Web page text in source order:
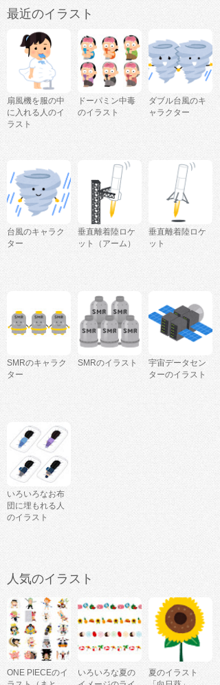
最近のイラスト
扇風機を服の中
に入れる人のイ
ラスト
ドーパミン中毒
のイラスト
ダブル台風のキ
ャラクター
台風のキャラク
ター
垂直離着陸ロケ
ット（アーム）
垂直離着陸ロケ
ット
SMRのキャラク
ター
SMRのイラスト
宇宙データセン
ターのイラスト
いろいろなお布
団に埋もれる人
のイラスト
人気のイラスト
ONE PIECEのイ
いろいろな夏の
夏のイラスト